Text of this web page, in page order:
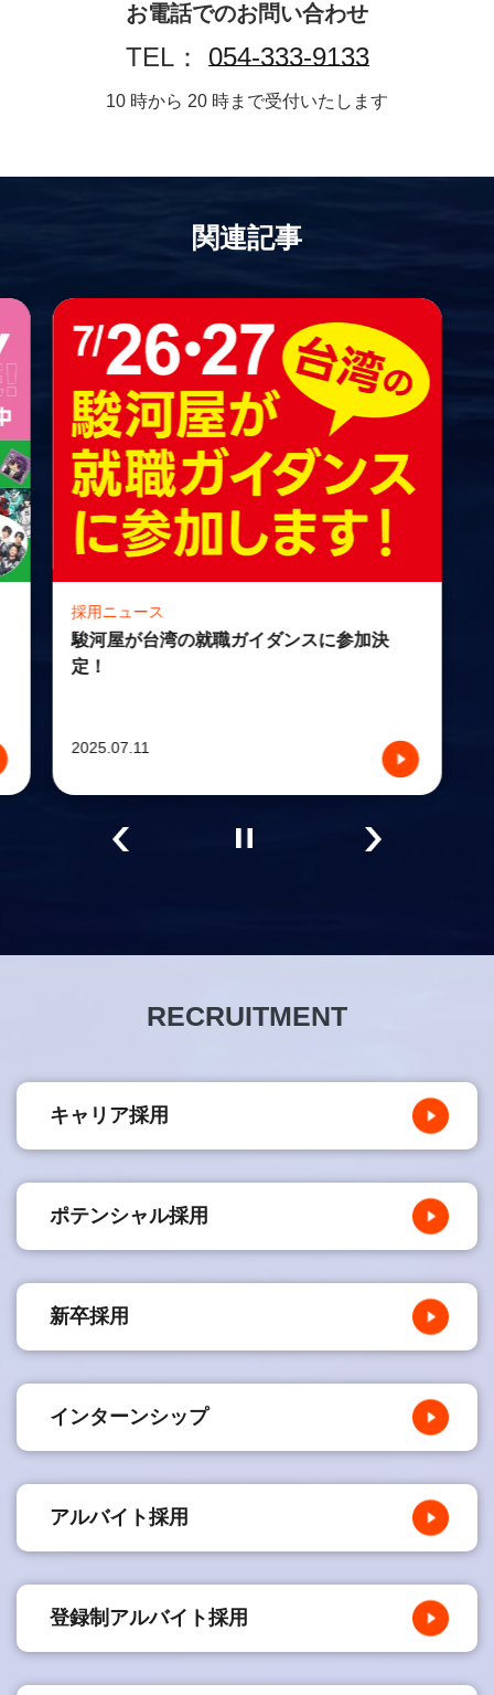
お電話でのお問い合わせ
TEL： 054-333-9133
10 時から 20 時まで受付いたします
関連記事
採用ニュース
駿河屋が台湾の就職ガイダンスに参加決
定！
2025.07.11
RECRUITMENT
キャリア採用
ポテンシャル採用
新卒採用
インターンシップ
アルバイト採用
登録制アルバイト採用